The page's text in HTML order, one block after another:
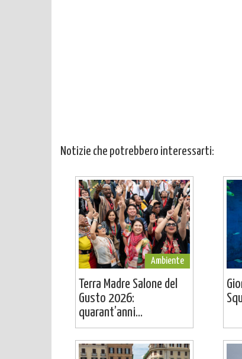
Notizie che potrebbero interessarti:
Ambiente
Terra Madre Salone del
Gusto 2026:
quarant’anni...